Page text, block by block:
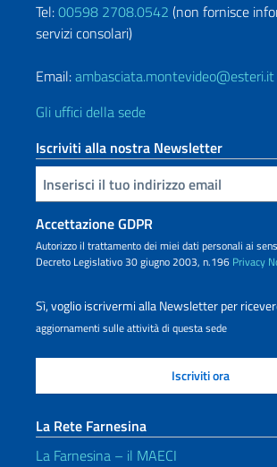
Tel:00598 2708.0542 (non fornisce
servizi consolari)
Email:ambasciata.montevideo@esteri.it
Gli uffici della sede
Iscriviti alla nostra Newsletter
Inserisci la tua email
Accettazione GDPR
Autorizzo il trattamento dei miei dati personali ai
Decreto Legislativo 30 giugno 2003, n.196 Privacy
Sì, voglio iscrivermi alla Newsletter per
aggiornamenti sulle attività di questa sede
La Rete Farnesina
La Farnesina – il MAECI